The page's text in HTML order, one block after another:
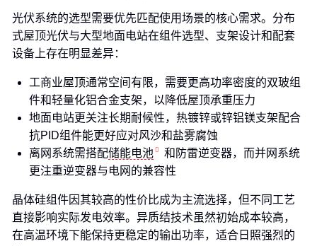
光伏系统的选型需要优先匹配使用场景的核心需求。分布
式屋顶光伏与大型地面电站在组件选型、支架设计和配套
设备上存在明显差异：
工商业屋顶通常空间有限，需要更高功率密度的双玻组
件和轻量化铝合金支架，以降低屋顶承重压力
地面电站更关注长期耐候性，热镀锌或锌铝镁支架配合
抗PID组件能更好应对风沙和盐雾腐蚀
离网系统需搭配储能电池
和防雷逆变器，而并网系统
更注重逆变器与电网的兼容性
晶体硅组件因其较高的性价比成为主流选择，但不同工艺
直接影响实际发电效率。异质结技术虽然初始成本较高，
在高温环境下能保持更稳定的输出功率，适合日照强烈的